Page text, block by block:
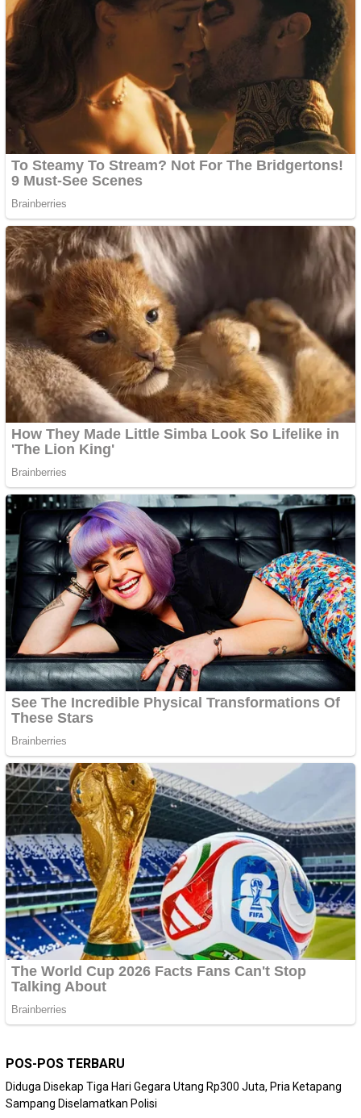
POS-POS TERBARU
Diduga Disekap Tiga Hari Gegara Utang Rp300 Juta, Pria Ketapang
Sampang Diselamatkan Polisi